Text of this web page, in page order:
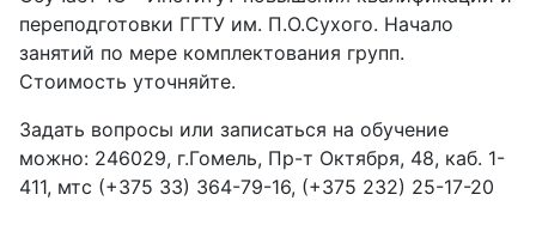
переподготовки ГГТУ им. П.О.Сухого. Начало
занятий по мере комплектования групп.
Стоимость уточняйте.
Задать вопросы или записаться на обучение
можно: 246029, г.Гомель, Пр-т Октября, 48, каб. 1-
411, мтс (+375 33) 364-79-16, (+375 232) 25-17-20